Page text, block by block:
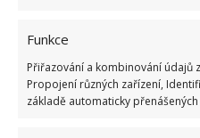
Funkce
Přiřazování a kombinování údajů
Propojení různých zařízení,
základě automaticky
Obrázek:pixabay.com